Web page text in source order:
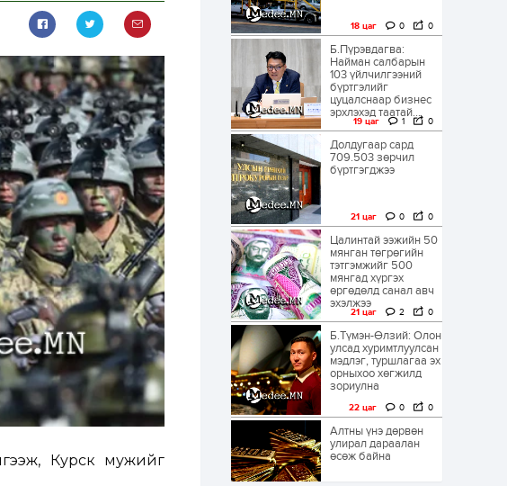
Курск мужийг
18 цаг 0 0
Б.Пүрэвдагва:
Найман салбарын
103 үйлчилгээний
бүртгэлийг
цуцалснаар бизнес
эрхлэхэд таатай...
19 цаг 1 0
Долдугаар сард
709.503 зөрчил
бүртгэгджээ
21 цаг 0 0
Цалинтай ээжийн 50
мянган төгрөгийн
тэтгэмжийг 500
мянгад хүргэх
өргөдөлд санал авч
эхэлжээ
21 цаг 2 0
Б.Түмэн-Өлзий: Олон
улсад хуримтлуулсан
мэдлэг, туршлагаа эх
орныхоо хөгжилд
зориулна
22 цаг 0 0
Алтны үнэ дөрвөн
улирал дараалан
өсөж байна